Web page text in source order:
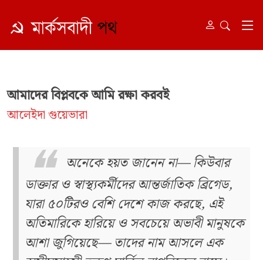
আমাদের বিপ্লবকে আমি রক্ষা করবই
আলেইদা গুয়েভারা
অনেকে হয়ত জানেন না— কিউবার
ডাক্তার ও স্বাস্থ্যকর্মীদের আন্তর্জাতিক ব্রিগেড,
যারা ৫০টিরও বেশি দেশে কাজ করছে, এই
অতিমারিকে হারিয়ে ও সবচেয়ে অভাবী মানুষকে
আশা জুগিয়েছে— তাদের নাম আসলে এক